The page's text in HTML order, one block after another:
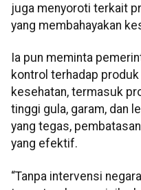
juga menyoroti terkait
yang membahayakan
Ia pun meminta
kontrol terhadap
kesehatan, termasuk
tinggi gula, garam, dan
yang tegas,
yang efektif.
“Tanpa intervensi